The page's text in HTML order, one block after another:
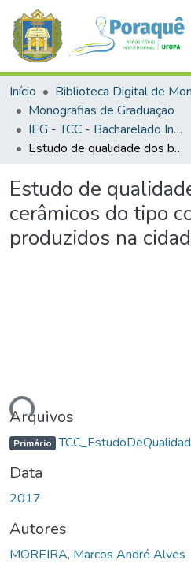
Início
Monografias de Graduação
IEG - TCC - Bacharelado Interdisciplinar em Ciência e Tecnologia
Estudo de qualidade dos blocos cerâmicos do tipo comum produzidos na cidade de Santarém
Estudo de
cerâmicos do tipo
produzidos na
Arquivos
Primário
Data
2017
Autores
MOREIRA, Marcos André Alves